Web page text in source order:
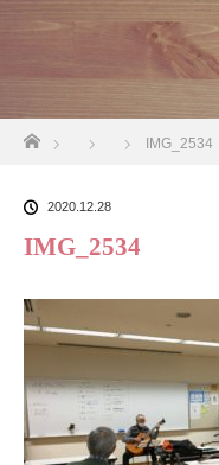
IMG_2534
2020.12.28
IMG_2534